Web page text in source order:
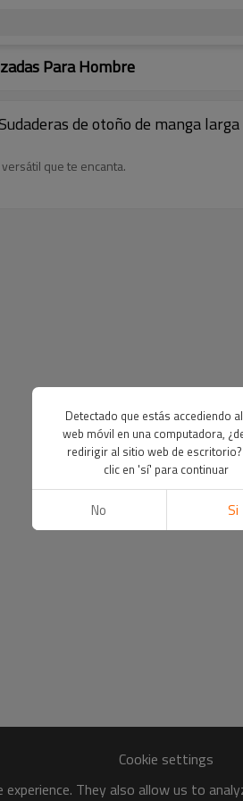
Para Hombre
de otoño de manga
que te encanta.
Cookie settings
They also allow us to
Detectado que estás accediendo
web móvil en una computadora,
redirigir al sitio web de
clic en 'sí' para continuar
No Si